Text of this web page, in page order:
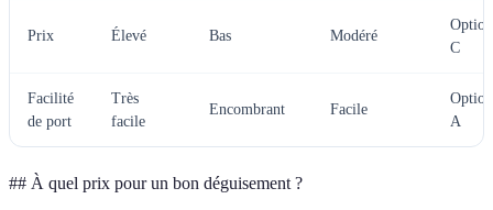
Prix Élevé Bas Modéré
Option
C
Facilité
de port
Très
facile
Encombrant Facile
Option
A
## À quel prix pour un bon déguisement ?